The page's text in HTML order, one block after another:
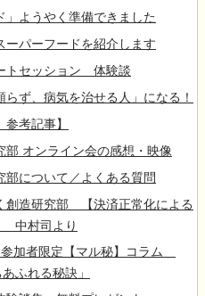
」ようやく準備できました
ーパーフードを紹介します
トセッション 体験談
らず、病気を治せる人」になる！
考記事】
部 オンライン会の感想・映像
部について／よくある質問
創造研究部 【決済正常化による
中村司より
加者限定【マル秘】コラム
ふれる秘訣」